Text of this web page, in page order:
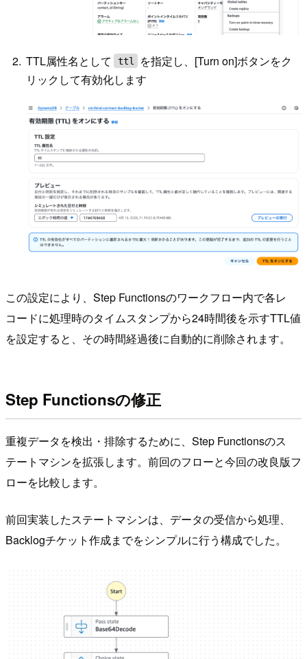
TTL属性名として ttl
を指定し、[Turn on]ボタンをク
リックして有効化します
この設定により、Step Functionsのワークフロー内で各レ
コードに処理時のタイムスタンプから24時間後を示すTTL値
を設定すると、その時間経過後に自動的に削除されます。
Step Functionsの修正
重複データを検出・排除するために、Step Functionsのス
テートマシンを拡張します。前回のフローと今回の改良版フ
ローを比較します。
前回実装したステートマシンは、データの受信から処理、
Backlogチケット作成までをシンプルに行う構成でした。